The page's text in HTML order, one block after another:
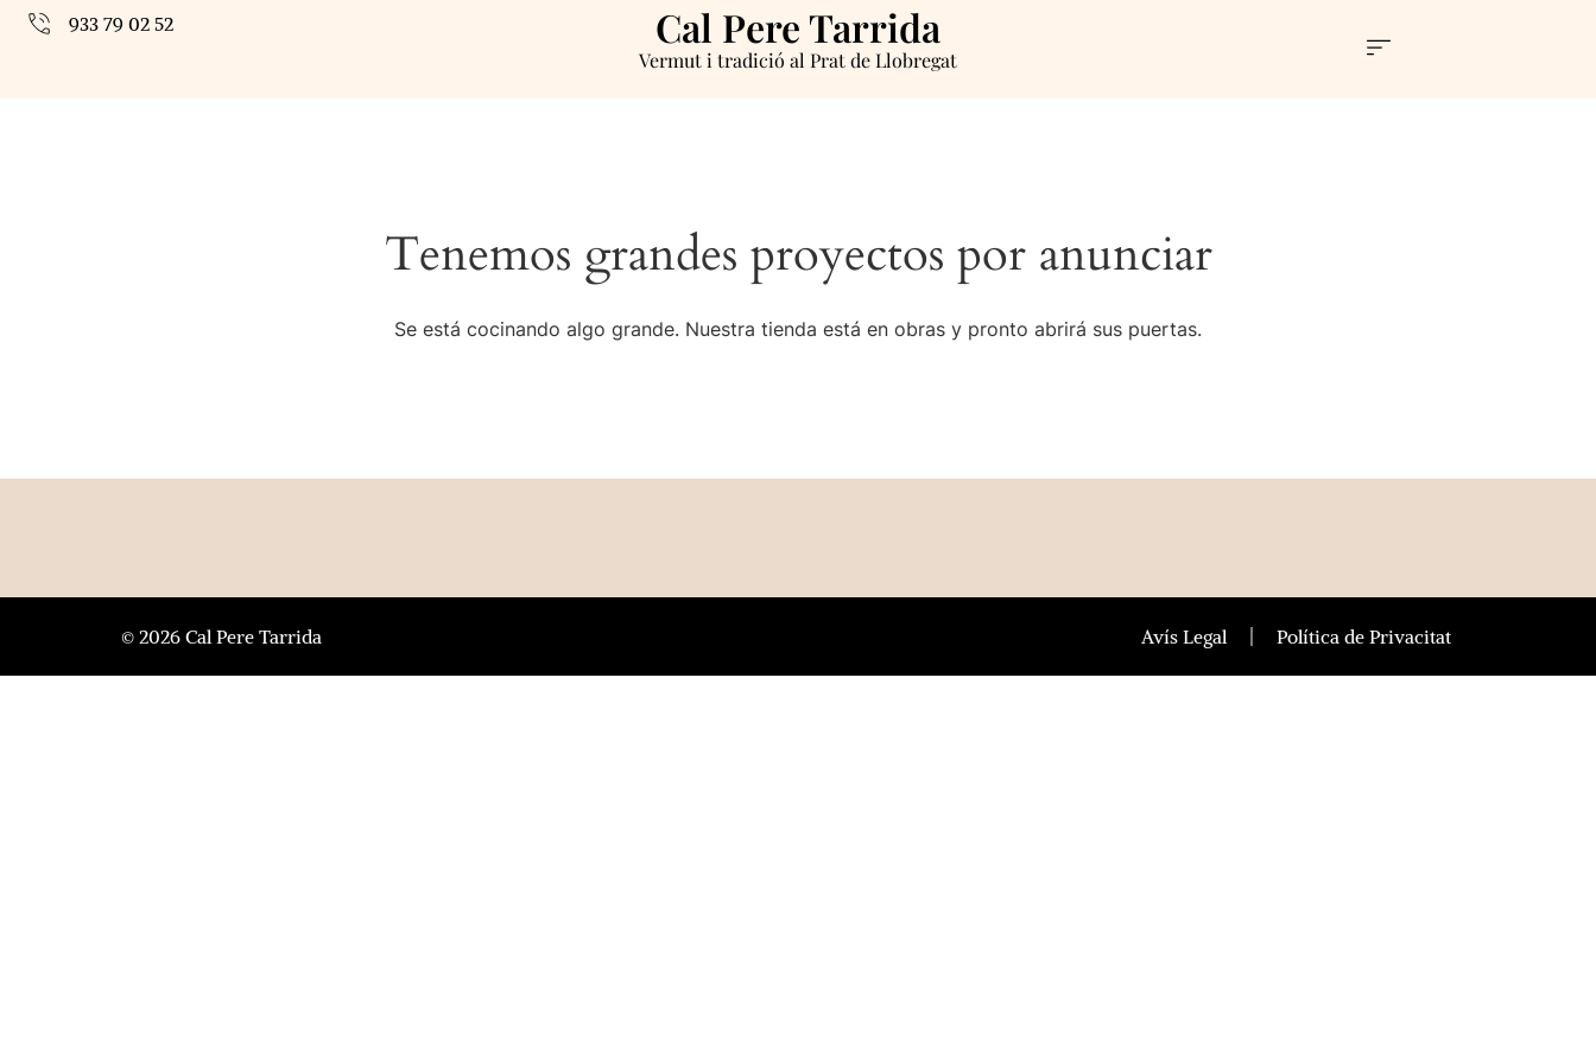
933 79 02 52 Cal Pere Tarrida
Vermut i tradició al Prat de Llobregat
Tenemos grandes proyectos por anunciar
Se está cocinando algo grande. Nuestra tienda está en obras y pronto abrirá sus puertas.
© 2026 Cal Pere Tarrida Avís Legal Política de Privacitat